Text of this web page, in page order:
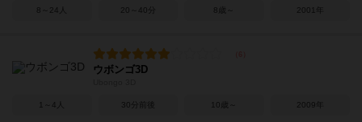
8～24人 20～40分 8歳～ 2001年
ウボンゴ3D
1～4人 30分前後 10歳～ 2009年